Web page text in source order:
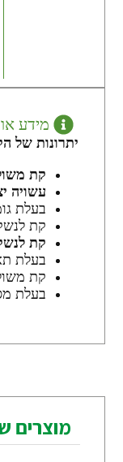
מידע
יתרונות של
קת
עשויה
בעלת
קת לנשק בעלת 2 חריצים להתקנת סוויבלים
קת
בעלת
קת
בעלת
מוצרים